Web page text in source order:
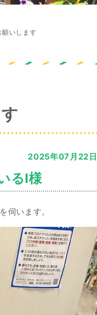
願いします
2025年07月22日
るI様
伺います。